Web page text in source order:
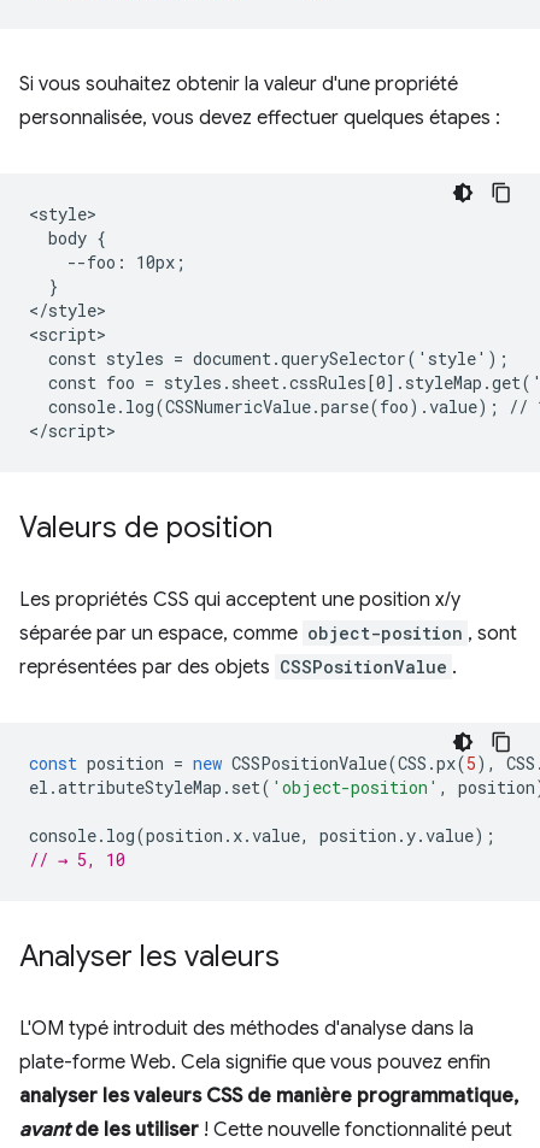
Si vous souhaitez obtenir la valeur d'une propriété
personnalisée, vous devez effectuer quelques étapes :
<style>
  body {
    --foo: 10px;
  }
</style>
<script>
  const styles = document.querySelector('style');
const foo =
console.log(CSSNumericValue.parse(foo).value); //
Valeurs de position
Les propriétés CSS qui acceptent une position x/y
séparée par un espace, comme object-position , sont
représentées par des objets CSSPositionValue .
const position = new CSSPositionValue(CSS .px(5), CSS
el .attributeStyleMap . set( 'object-position' , position
console. log(position . x.value, position .y.value);
// → 5, 10
Analyser les valeurs
L'OM typé introduit des méthodes d'analyse dans la
plate-forme Web. Cela signifie que vous pouvez enfin
analyser les valeurs CSS de manière programmatique,
avantde les utiliser ! Cette nouvelle fonctionnalité peut